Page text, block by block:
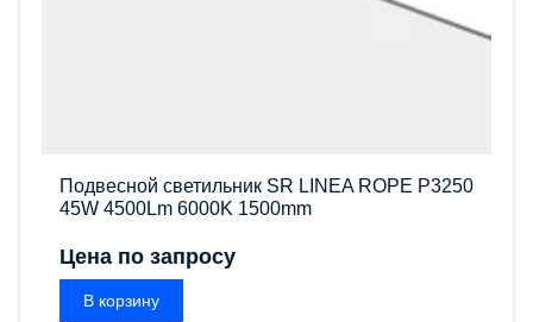
Подвесной светильник SR LINEA ROPE P3250
45W 4500Lm 6000K 1500mm
Цена по запросу
В корзину